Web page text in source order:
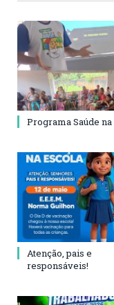
Programa Saúde
Atenção, pais e
responsáveis!